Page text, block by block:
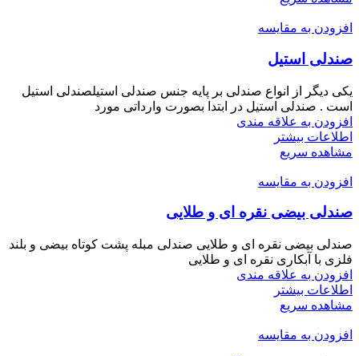
افزودن به مقایسه
صندلی استیل
یکی دیگر از انواع صندلی بر پایه جنس صندلی استیلصندلی استیل
است . صندلی استیل در ابتدا بصورت وارداتی مورد
افزودن به علاقه مندی
اطلاعات بیشتر
مشاهده سریع
افزودن به مقایسه
صندلی بیضی نقره ای و طلایی
صندلی بیضی نقره ای و طلایی صندلی مبله پشت کوتاه بیضی و بلند
فلزی با آبکاری نقره ای و طلایی
افزودن به علاقه مندی
اطلاعات بیشتر
مشاهده سریع
افزودن به مقایسه